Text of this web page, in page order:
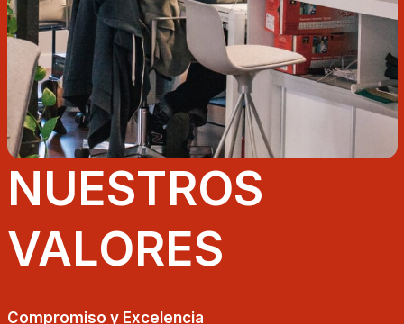
NUESTROS
VALORES
Compromiso y Excelencia